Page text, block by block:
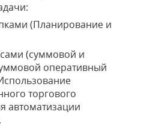
(Планирование и
(суммовой и
оперативный
торгового
автоматизации